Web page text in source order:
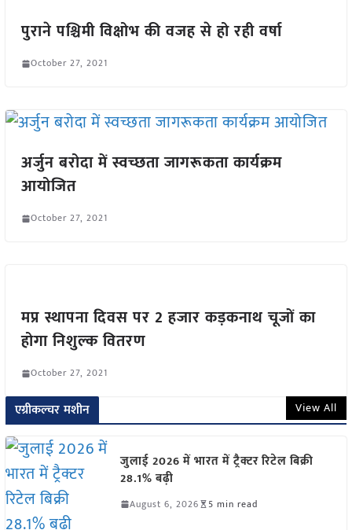
पुराने पश्चिमी विक्षोभ की वजह से हो रही वर्षा
October 27, 2021
अर्जुन बरोदा में स्वच्छता जागरूकता कार्यक्रम
आयोजित
October 27, 2021
मप्र स्थापना दिवस पर 2 हजार कड़कनाथ चूजों का
होगा निशुल्क वितरण
October 27, 2021
एग्रीकल्चर मशीन View All
जुलाई 2026 में भारत में ट्रैक्टर रिटेल बिक्री
28.1% बढ़ी
August 6, 2026 5 min read